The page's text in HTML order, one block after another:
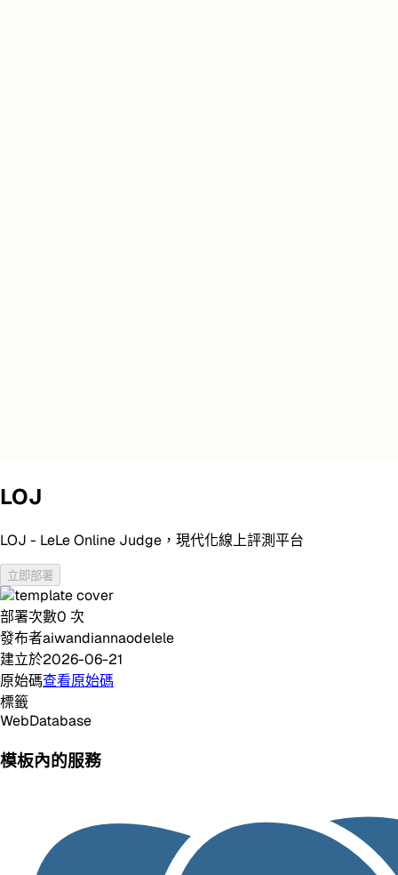
LOJ
LOJ - LeLe Online Judge，現代化線上評測平台
立即部署
部署次數0 次
發布者aiwandiannaodelele
建立於2026-06-21
原始碼查看原始碼
標籤
WebDatabase
模板內的服務